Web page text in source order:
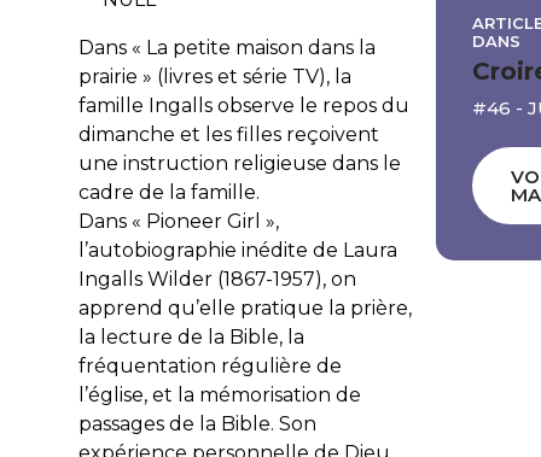
Dans « La petite maison dans la
prairie » (livres et série TV), la
famille Ingalls observe le repos du
dimanche et les filles reçoivent
une instruction religieuse dans le
cadre de la famille.
Dans « Pioneer Girl »,
l’autobiographie inédite de Laura
Ingalls Wilder (1867-1957), on
apprend qu’elle pratique la prière,
la lecture de la Bible, la
fréquentation régulière de
l’église, et la mémorisation de
passages de la Bible. Son
DANS
#46 -